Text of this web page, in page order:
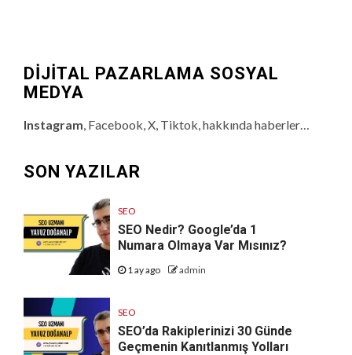
DİJİTAL PAZARLAMA SOSYAL
MEDYA
Instagram , Facebook, X, Tiktok, hakkında haberler…
SON YAZILAR
SEO
SEO Nedir? Google’da 1
Numara Olmaya Var Mısınız?
1 ay ago admin
SEO
SEO’da Rakiplerinizi 30 Günde
Geçmenin Kanıtlanmış Yolları